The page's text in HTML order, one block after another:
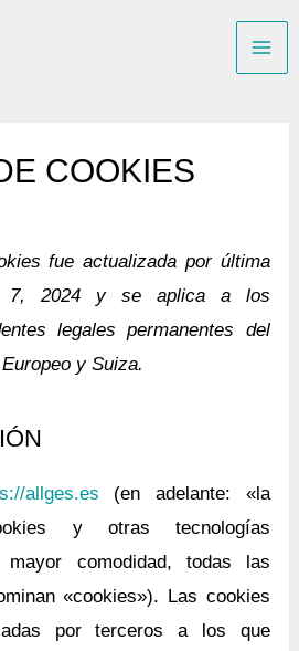
COOKIES
fue actualizada por última
7, 2024 y se aplica a los
legales permanentes del
y Suiza.
allges.es (en adelante: «la
y otras tecnologías
mayor comodidad, todas las
«cookies»). Las cookies
por terceros a los que